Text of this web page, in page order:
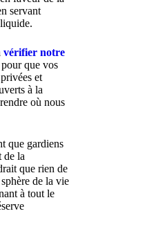
servant
vérifier notre
que vos
et
à la
où nous
que gardiens
de la
que rien de
de la vie
à tout le